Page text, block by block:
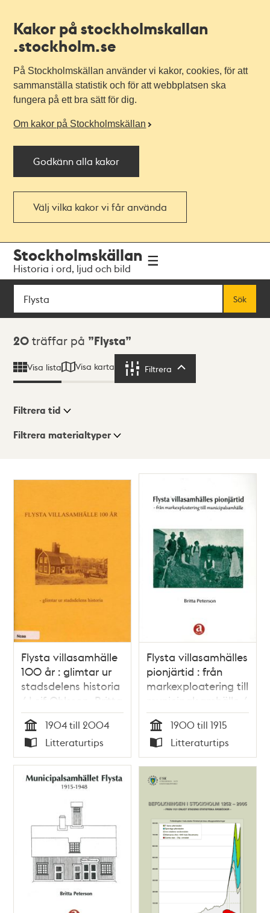
Kakor på stockholmskallan
.stockholm.se
På Stockholmskällan använder vi kakor, cookies, för att
sammanställa statistik och för att webbplatsen ska
fungera på ett bra sätt för dig.
Om kakor på Stockholmskällan
Godkänn alla kakor
Välj vilka kakor vi får använda
navigationen
huvudinnehållet
Stockholmskällan
Historia i ord, ljud och bild
Sök
Sök
Sökresultat
20 träffar på Flysta
Visa lista Visa karta Filtrera
Visningsläge
Filtrera tid
Filtrera materialtyper
träffar
Flysta villasamhälle
100 år : glimtar ur
stadsdelens historia
/ Leif Ohlsson, Britta
Peterson
Tid
1904 till 2004
Typ
Litteraturtips
Flysta villasamhälles
pionjärtid : från
markexploatering till
municipalsamhälle /
Britta Peterson
Tid
1900 till 1915
Typ
Litteraturtips